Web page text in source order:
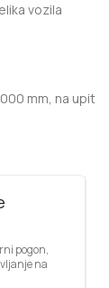
vozila
mm, na upit
pogon,
na